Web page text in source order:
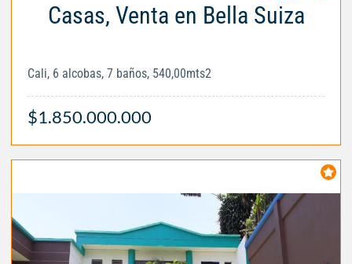
Casas, Venta en Bella Suiza
Cali, 6 alcobas, 7 baños, 540,00mts2
$1.850.000.000